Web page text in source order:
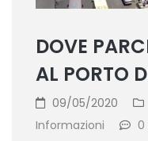
DOVE
AL PORTO
09/05/2020
Informazioni
0